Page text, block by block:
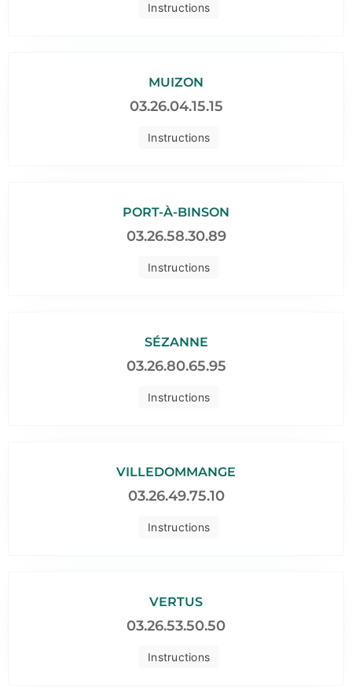
Instructions
Instructions
MUIZON
03.26.04.15.15
Instructions
PORT-À-BINSON
03.26.58.30.89
Instructions
SÉZANNE
03.26.80.65.95
Instructions
VILLEDOMMANGE
03.26.49.75.10
Instructions
VERTUS
03.26.53.50.50